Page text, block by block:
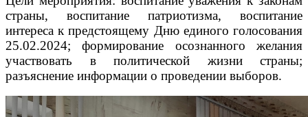
страны, воспитание патриотизма, воспитание
интереса к предстоящему Дню единого голосования
25.02.2024; формирование осознанного желания
участвовать в политической жизни страны;
разъяснение информации о проведении выборов.